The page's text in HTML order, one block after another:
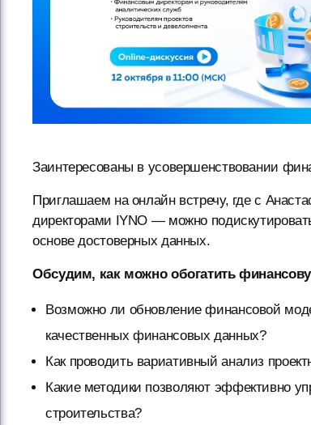
Заинтересованы в усовершенствовании
Приглашаем на онлайн встречу, где с
директорами IYNO — можно
основе достоверных данных.
Обсудим, как можно обогатить
Возможно ли обновление финансовой
качественных финансовых данных?
Как проводить вариативный анализ
Какие методики позволяют эффективно
строительства?